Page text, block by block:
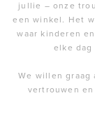
jullie – onze
een winkel. Het
waar kinderen
elke
We willen graag
vertrouwen